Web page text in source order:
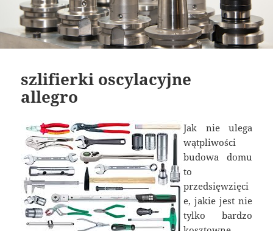
szlifierki oscylacyjne
allegro
Jak nie ulega
wątpliwości
budowa domu
to
przedsięwzięci
e, jakie jest nie
tylko bardzo